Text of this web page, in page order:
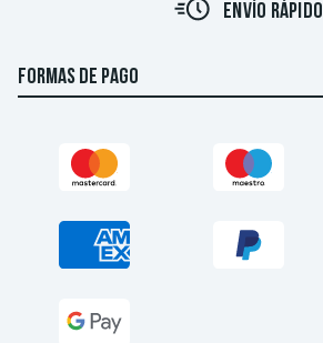
ENVÍO RÁPIDO
FORMAS DE PAGO